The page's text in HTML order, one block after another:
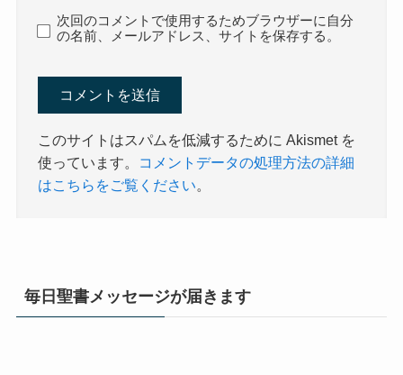
次回のコメントで使用するためブラウザーに自分
の名前、メールアドレス、サイトを保存する。
このサイトはスパムを低減するために Akismet を
使っています。
コメントデータの処理方法の詳細
はこちらをご覧ください
毎日聖書メッセージが届きます